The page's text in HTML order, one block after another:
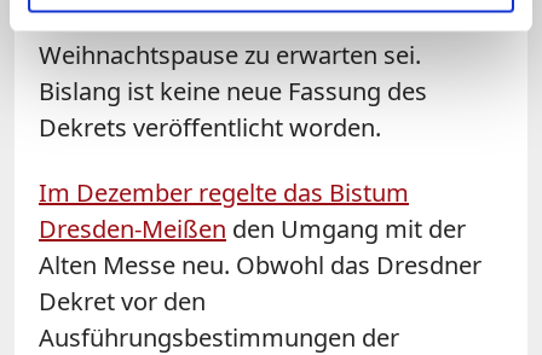
Erzdiözese erst deutlich nach der
Weihnachtspause zu erwarten sei.
Bislang ist keine neue Fassung des
Dekrets veröffentlicht worden.
Im Dezember regelte das Bistum
Dresden-Meißen den Umgang mit der
Alten Messe neu. Obwohl das Dresdner
Dekret vor den
Ausführungsbestimmungen der